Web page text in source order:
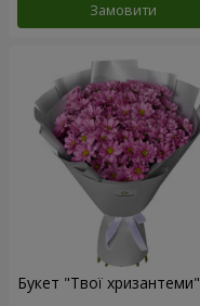
Замовити
Букет "Твої хризантеми"